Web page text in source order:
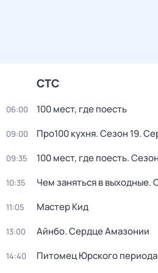
СТС
06:00 100 мест, где поесть
09:00 Про100 кухня. Сезон 19.
09:35 100 мест, где поесть.
10:35 Чем заняться в выходные.
11:05 Мастер Кид
13:00 Айнбо. Сердце Амазонии
14:40 Питомец Юрского периода